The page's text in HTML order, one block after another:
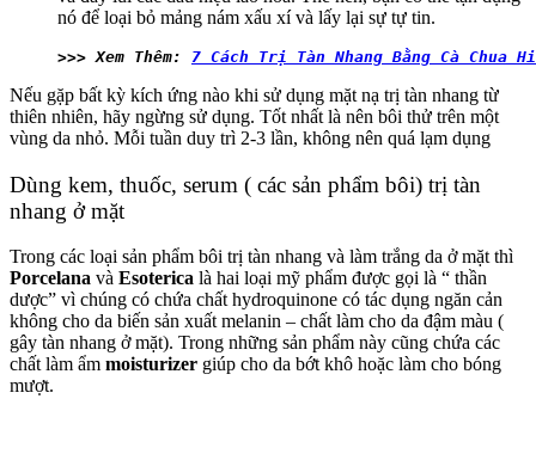
nó để loại bỏ mảng nám xấu xí và lấy lại sự tự tin.
>>> Xem Thêm: 7 Cách Trị Tàn Nhang Bằng Cà Chua
Nếu gặp bất kỳ kích ứng nào khi sử dụng mặt nạ trị tàn nhang từ
thiên nhiên, hãy ngừng sử dụng. Tốt nhất là nên bôi thử trên một
vùng da nhỏ. Mỗi tuần duy trì 2-3 lần, không nên quá lạm dụng
Dùng kem, thuốc, serum ( các sản phẩm bôi) trị tàn
nhang ở mặt
Trong các loại sản phẩm bôi trị tàn nhang và làm trắng da ở mặt thì
Porcelana và Esoterica là hai loại mỹ phẩm được gọi là “ thần
dược” vì chúng có chứa chất hydroquinone có tác dụng ngăn cản
không cho da biến sản xuất melanin – chất làm cho da đậm màu (
gây tàn nhang ở mặt). Trong những sản phẩm này cũng chứa các
chất làm ẩm moisturizer giúp cho da bớt khô hoặc làm cho bóng
mượt.